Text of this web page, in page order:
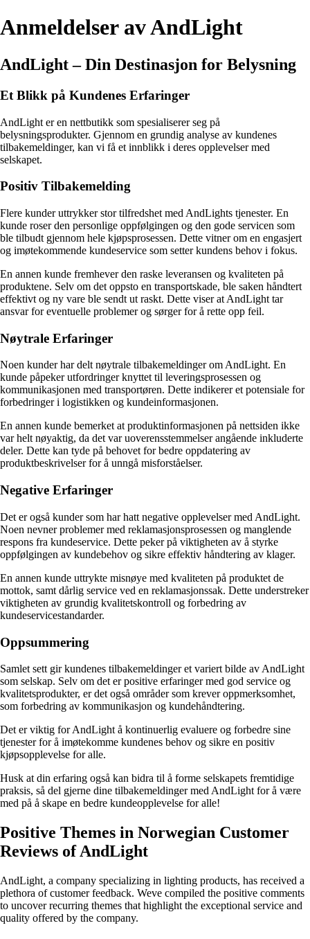
Anmeldelser av AndLight
AndLight – Din Destinasjon for Belysning
Et Blikk på Kundenes Erfaringer
AndLight er en nettbutikk som spesialiserer seg på
belysningsprodukter. Gjennom en grundig analyse av kundenes
tilbakemeldinger, kan vi få et innblikk i deres opplevelser med
selskapet.
Positiv Tilbakemelding
Flere kunder uttrykker stor tilfredshet med AndLights tjenester. En
kunde roser den personlige oppfølgingen og den gode servicen som
ble tilbudt gjennom hele kjøpsprosessen. Dette vitner om en engasjert
og imøtekommende kundeservice som setter kundens behov i fokus.
En annen kunde fremhever den raske leveransen og kvaliteten på
produktene. Selv om det oppsto en transportskade, ble saken håndtert
effektivt og ny vare ble sendt ut raskt. Dette viser at AndLight tar
ansvar for eventuelle problemer og sørger for å rette opp feil.
Nøytrale Erfaringer
Noen kunder har delt nøytrale tilbakemeldinger om AndLight. En
kunde påpeker utfordringer knyttet til leveringsprosessen og
kommunikasjonen med transportøren. Dette indikerer et potensiale for
forbedringer i logistikken og kundeinformasjonen.
En annen kunde bemerket at produktinformasjonen på nettsiden ikke
var helt nøyaktig, da det var uoverensstemmelser angående inkluderte
deler. Dette kan tyde på behovet for bedre oppdatering av
produktbeskrivelser for å unngå misforståelser.
Negative Erfaringer
Det er også kunder som har hatt negative opplevelser med AndLight.
Noen nevner problemer med reklamasjonsprosessen og manglende
respons fra kundeservice. Dette peker på viktigheten av å styrke
oppfølgingen av kundebehov og sikre effektiv håndtering av klager.
En annen kunde uttrykte misnøye med kvaliteten på produktet de
mottok, samt dårlig service ved en reklamasjonssak. Dette understreker
viktigheten av grundig kvalitetskontroll og forbedring av
kundeservicestandarder.
Oppsummering
Samlet sett gir kundenes tilbakemeldinger et variert bilde av AndLight
som selskap. Selv om det er positive erfaringer med god service og
kvalitetsprodukter, er det også områder som krever oppmerksomhet,
som forbedring av kommunikasjon og kundehåndtering.
Det er viktig for AndLight å kontinuerlig evaluere og forbedre sine
tjenester for å imøtekomme kundenes behov og sikre en positiv
kjøpsopplevelse for alle.
Husk at din erfaring også kan bidra til å forme selskapets fremtidige
praksis, så del gjerne dine tilbakemeldinger med AndLight for å være
med på å skape en bedre kundeopplevelse for alle!
Positive Themes in Norwegian Customer
Reviews of AndLight
AndLight, a company specializing in lighting products, has received a
plethora of customer feedback. Weve compiled the positive comments
to uncover recurring themes that highlight the exceptional service and
quality offered by the company.